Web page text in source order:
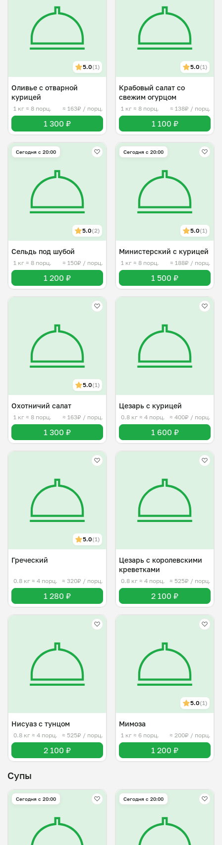
5.0(1)
Оливье с отварной
курицей
1 кг ≈ 8 порц. ≈ 163₽ / порц.
1 300 ₽
5.0(1)
Крабовый салат со
свежим огурцом
1 кг ≈ 8 порц. ≈ 138₽ / порц.
1 100 ₽
Сегодня с 20:00
5.0(2)
Сельдь под шубой
1 кг ≈ 8 порц. ≈ 150₽ / порц.
1 200 ₽
Сегодня с 20:00
5.0(1)
Министерский с курицей
1 кг ≈ 8 порц. ≈ 188₽ / порц.
1 500 ₽
5.0(1)
Охотничий салат
1 кг ≈ 8 порц. ≈ 163₽ / порц.
1 300 ₽
Цезарь с курицей
0.8 кг ≈ 4 порц. ≈ 400₽ / порц.
1 600 ₽
5.0(1)
Греческий
0.8 кг ≈ 4 порц. ≈ 320₽ / порц.
1 280 ₽
Цезарь с королевскими
креветками
0.8 кг ≈ 4 порц. ≈ 525₽ / порц.
2 100 ₽
Нисуаз с тунцом
0.8 кг ≈ 4 порц. ≈ 525₽ / порц.
2 100 ₽
5.0(1)
Мимоза
1 кг ≈ 6 порц. ≈ 200₽ / порц.
1 200 ₽
Супы
Сегодня с 20:00 Сегодня с 20:00